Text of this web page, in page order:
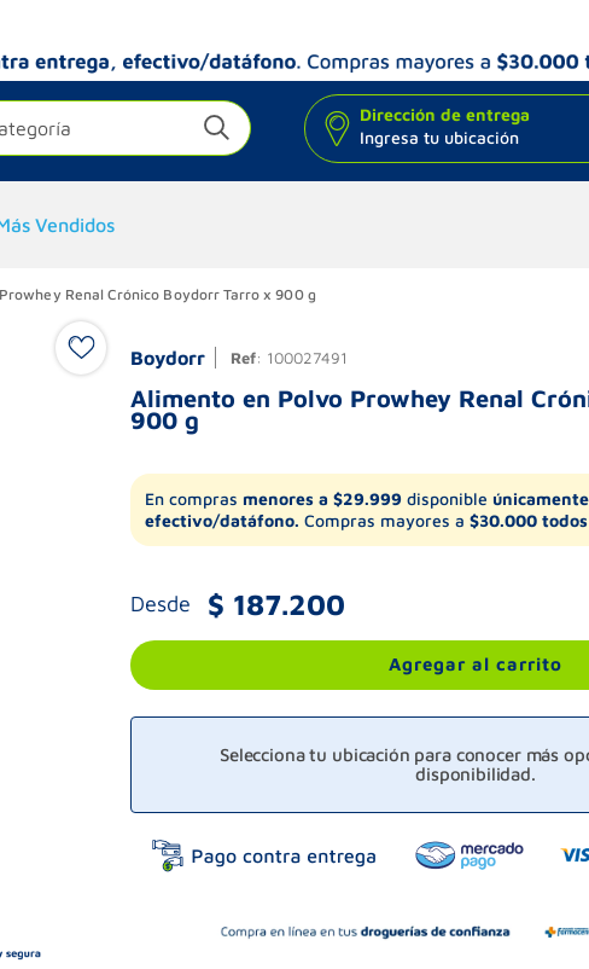
Dirección de entrega
Ingresa tu ubicación
Vendidos
Renal Crónico Boydorr Tarro x 900 g
Boydorr Ref: 100027491
Alimento en Polvo Prowhey Renal
900 g
En compras menores a $29.999 disponible
efectivo/datáfono. Compras mayores a $30.000
Desde $ 187.200
Agregar al carrito
Selecciona tu ubicación para conocer más
disponibilidad.